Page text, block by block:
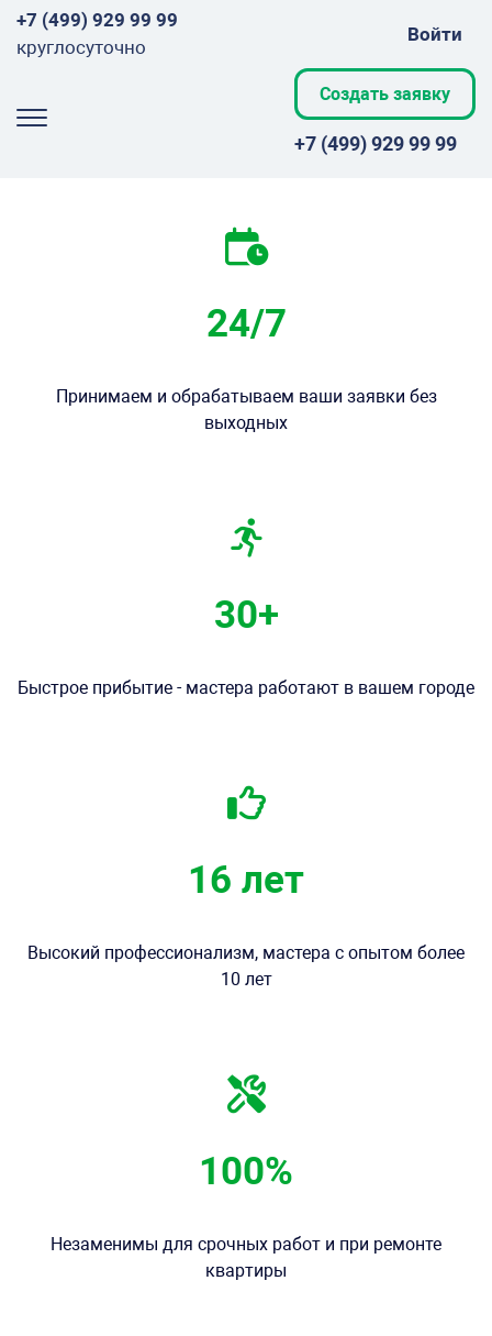
+7 (499) 929 99 99
круглосуточно
Войти
Создать заявку
+7 (499) 929 99 99
24/7
Принимаем и обрабатываем ваши заявки без
выходных
30+
Быстрое прибытие - мастера работают в вашем городе
16 лет
Высокий профессионализм, мастера с опытом более
10 лет
100%
Незаменимы для срочных работ и при ремонте
квартиры